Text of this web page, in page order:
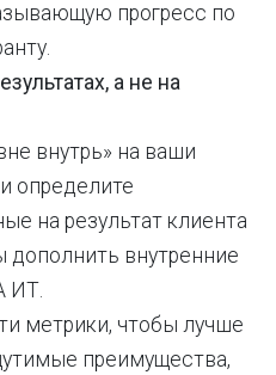
прогресс по
а не на
внутрь» на ваши
определите
на результат клиента
дополнить внутренние
ИТ.
метрики, чтобы лучше
преимущества,